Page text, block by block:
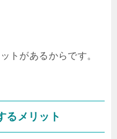
トがあるからです。
るメリット